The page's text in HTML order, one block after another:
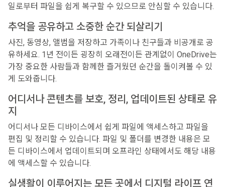
일로부터 파일을 쉽게 복구할 수 있으므로 안심할 수 있습니다.
추억을 공유하고 소중한 순간 되살리기
사진, 동영상, 앨범을 저장하고 가족이나 친구들과 비공개로 공
유하세요. 1년 전이든 굉장히 오래전이든 관계없이 OneDrive는
가장 중요한 사람들과 함께한 즐거웠던 순간을 돌이켜볼 수 있
게 도와줍니다.
어디서나 콘텐츠를 보호, 정리, 업데이트된 상태로 유
지
어디서나 모든 디바이스에서 쉽게 파일에 액세스하고 파일을
편집 및 정리할 수 있습니다. 파일 및 폴더를 변경한 내용은 모
든 디바이스에서 업데이트되며 오프라인 상태에서도 해당 내용
에 액세스할 수 있습니다.
실생활이 이루어지는 모든 곳에서 디지털 라이프 연